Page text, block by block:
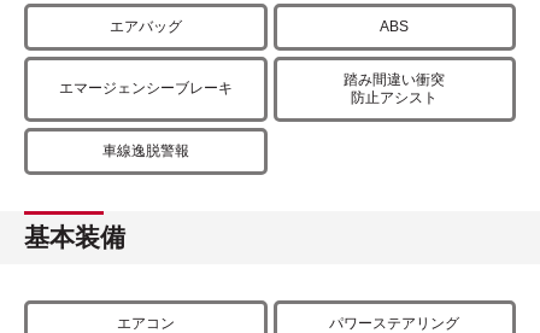
エアバッグ ABS
エマージェンシーブレーキ
踏み間違い衝突
防止アシスト
車線逸脱警報
基本装備
エアコン パワーステアリング